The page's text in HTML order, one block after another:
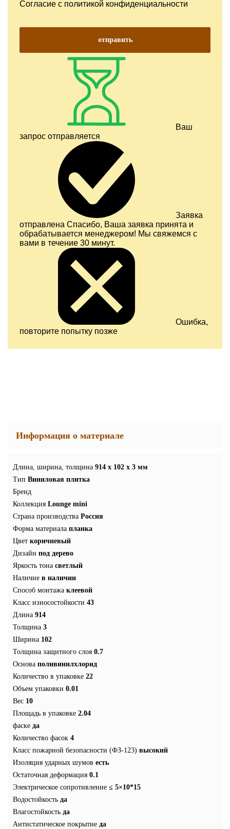
Согласие с политикой конфиденциальности
отправить
Ваш
запрос отправляется
Заявка
отправлена Спасибо, Ваша заявка принята и
обрабатывается менеджером! Мы свяжемся с
вами в течение 30 минут.
Ошибка,
повторите попытку позже
Информация о материале
Длина, ширина, толщина 914 x 102 x 3 мм
Тип Виниловая плитка
Бренд
Коллекция Lounge mini
Страна производства Россия
Форма материала планка
Цвет коричневый
Дизайн под дерево
Яркость тона светлый
Наличие в наличии
Способ монтажа клеевой
Класс износостойкости 43
Длина 914
Толщина 3
Ширина 102
Толщина защитного слоя 0.7
Основа поливинилхлорид
Количество в упаковке 22
Объем упаковки 0.01
Вес 10
Площадь в упаковке 2.04
фаске да
Количество фасок 4
Класс пожарной безопасности (ФЗ-123) высокий
Изоляция ударных шумов есть
Остаточная деформация 0.1
Электрическое сопротивление ≤ 5×10*15
Водостойкость да
Влагостойкость да
Антистатическое покрытие да